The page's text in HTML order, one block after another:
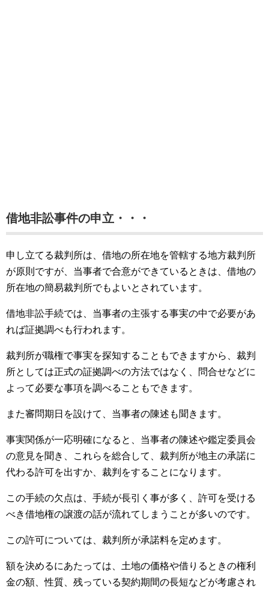
借地非訟事件の申立・・・
申し立てる裁判所は、借地の所在地を管轄する地方裁判所
が原則ですが、当事者で合意ができているときは、借地の
所在地の簡易裁判所でもよいとされています。
借地非訟手続では、当事者の主張する事実の中で必要があ
れば証拠調べも行われます。
裁判所が職権で事実を探知することもできますから、裁判
所としては正式の証拠調べの方法ではなく、問合せなどに
よって必要な事項を調べることもできます。
また審問期日を設けて、当事者の陳述も聞きます。
事実関係が一応明確になると、当事者の陳述や鑑定委員会
の意見を聞き、これらを総合して、裁判所が地主の承諾に
代わる許可を出すか、裁判をすることになります。
この手続の欠点は、手続が長引く事が多く、許可を受ける
べき借地権の譲渡の話が流れてしまうことが多いのです。
この許可については、裁判所が承諾料を定めます。
額を決めるにあたっては、土地の価格や借りるときの権利
金の額、性質、残っている契約期間の長短などが考慮され